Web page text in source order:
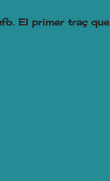
El primer traç que